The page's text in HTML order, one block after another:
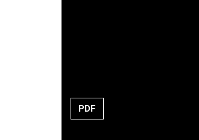
PDF